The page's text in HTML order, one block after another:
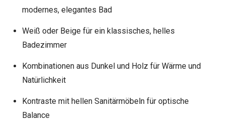
modernes, elegantes Bad
Weiß oder Beige für ein klassisches, helles
Badezimmer
Kombinationen aus Dunkel und Holz für Wärme und
Natürlichkeit
Kontraste mit hellen Sanitärmöbeln für optische
Balance